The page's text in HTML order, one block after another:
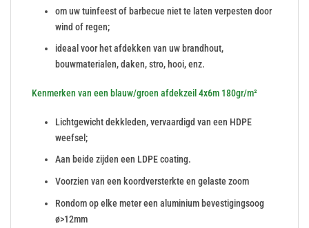
om uw tuinfeest of barbecue niet te laten verpesten door
wind of regen;
ideaal voor het afdekken van uw brandhout,
bouwmaterialen, daken, stro, hooi, enz.
Kenmerken van een blauw/groen afdekzeil 4x6m 180gr/m²
Lichtgewicht dekkleden, vervaardigd van een HDPE
weefsel;
Aan beide zijden een LDPE coating.
Voorzien van een koordversterkte en gelaste zoom
Rondom op elke meter een aluminium bevestigingsoog
ø>12mm